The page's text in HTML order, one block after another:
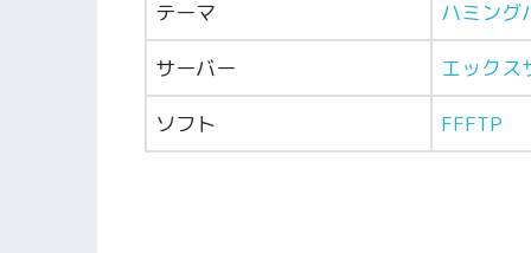
テーマ ハミング
サーバー エックス
ソフト FFFTP